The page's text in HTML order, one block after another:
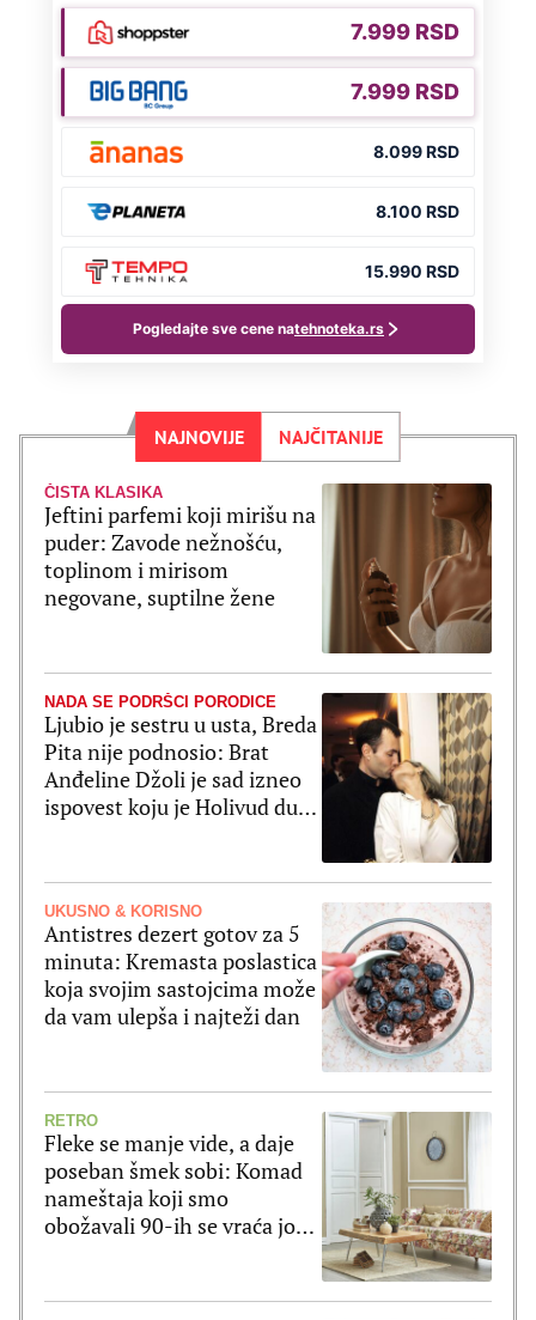
NAJNOVIJE NAJČITANIJE
ČISTA KLASIKA
Jeftini parfemi koji mirišu na
puder: Zavode nežnošću,
toplinom i mirisom
negovane, suptilne žene
NADA SE PODRŠCI PORODICE
Ljubio je sestru u usta, Breda
Pita nije podnosio: Brat
Anđeline Džoli je sad izneo
ispovest koju je Holivud dugo
UKUSNO & KORISNO
Antistres dezert gotov za 5
minuta: Kremasta poslastica
koja svojim sastojcima može
da vam ulepša i najteži dan
RETRO
Fleke se manje vide, a daje
poseban šmek sobi: Komad
nameštaja koji smo
obožavali 90-ih se vraća još